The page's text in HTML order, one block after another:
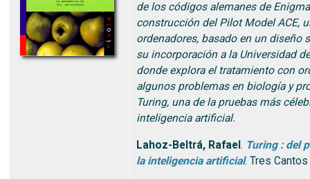
de los códigos alemanes de
construcción del Pilot Model ACE,
ordenadores, basado en un diseño
su incorporación a la Universidad
donde explora el tratamiento con
algunos problemas en biología y
Turing, una de la pruebas más
inteligencia artificial.
Lahoz-Beltrá, Rafael . Turing : del
la inteligencia artificial. Tres